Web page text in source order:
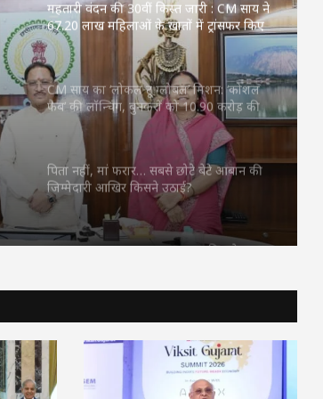
महतारी वंदन की 30वीं किस्त जारी : CM साय ने
67.20 लाख महिलाओं के खातों में ट्रांसफर किए
₹630.55 करोड़
CM साय का ‘लोकल टू ग्लोबल’ मिशन: ‘कोशल
फैब’ की लॉन्चिंग, बुनकरों को 10.90 करोड़ की
मदद; आत्मसमर्पित महिलाओं ने किया रैंप वॉक
पिता नहीं, मां फरार… सबसे छोटे बेटे आबान की
जिम्मेदारी आखिर किसने उठाई?
CM TODAY SCHEDULE: CM विष्णुदेव साय
तरक्की के रास्ते, मिथुन-धनु को मेहनत का फल,
12 राशियों के लिए कैसा रहेगा दिन